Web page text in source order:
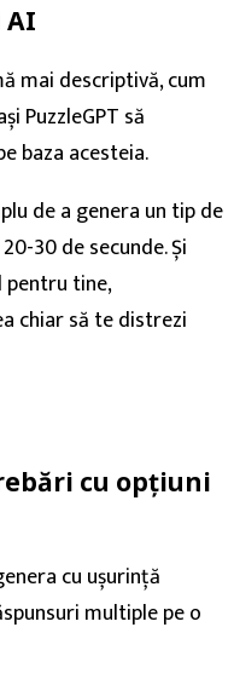
AI
mai descriptivă, cum
PuzzleGPT să
baza acesteia.
de a genera un tip de
30 de secunde. Și
tine,
chiar să te distrezi
cu opțiuni
cu ușurință
multiple pe o